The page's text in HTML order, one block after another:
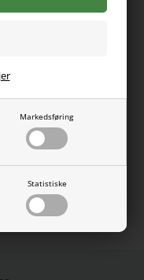
Markedsføring
Statistiske
Den er lavet i tyl i
elastikkant i livet.